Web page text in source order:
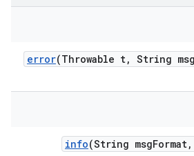
error(Throwable t, String msg
info(String msgFormat,